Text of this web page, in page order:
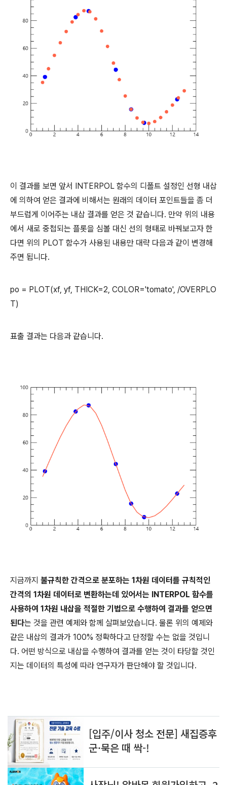
이 결과를 보면 앞서 INTERPOL 함수의 디폴트 설정인 선형 내삽
에 의하여 얻은 결과에 비해서는 원래의 데이터 포인트들을 좀 더
부드럽게 이어주는 내삽 결과를 얻은 것 같습니다. 만약 위의 내용
에서 새로 중첩되는 플롯을 심볼 대신 선의 형태로 바꿔보고자 한
다면 위의 PLOT 함수가 사용된 내용만 대략 다음과 같이 변경해
주면 됩니다.
po = PLOT(xf, yf, THICK=2, COLOR='tomato', /OVERPLO
T)
표출 결과는 다음과 같습니다.
지금까지 불규칙한 간격으로 분포하는 1차원 데이터를 규칙적인
간격의 1차원 데이터로 변환하는데 있어서는 INTERPOL 함수를
사용하여 1차원 내삽을 적절한 기법으로 수행하여 결과를 얻으면
된다는 것을 관련 예제와 함께 살펴보았습니다. 물론 위의 예제와
같은 내삽의 결과가 100% 정확하다고 단정할 수는 없을 것입니
다. 어떤 방식으로 내삽을 수행하여 결과를 얻는 것이 타당할 것인
지는 데이터의 특성에 따라 연구자가 판단해야 할 것입니다.